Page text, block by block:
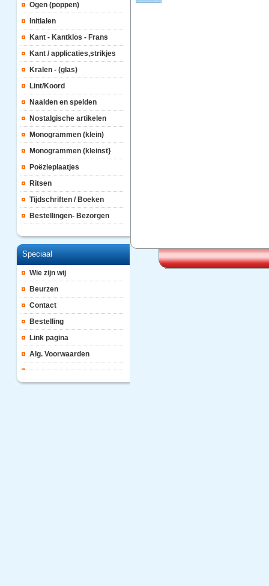
Ogen (poppen)
Initialen
Kant - Kantklos - Frans
Kant / applicaties,strikjes
Kralen - (glas)
Lint/Koord
Naalden en spelden
Nostalgische artikelen
Monogrammen (klein)
Monogrammen (kleinst}
Poëzieplaatjes
Ritsen
Tijdschriften / Boeken
Bestellingen- Bezorgen
Speciaal
Wie zijn wij
Beurzen
Contact
Bestelling
Link pagina
Alg. Voorwaarden